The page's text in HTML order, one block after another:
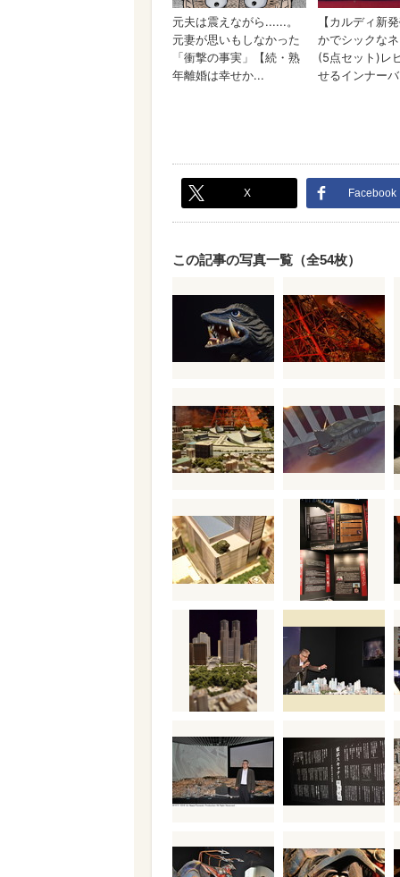
X Facebook
この記事の写真一覧（全54枚）